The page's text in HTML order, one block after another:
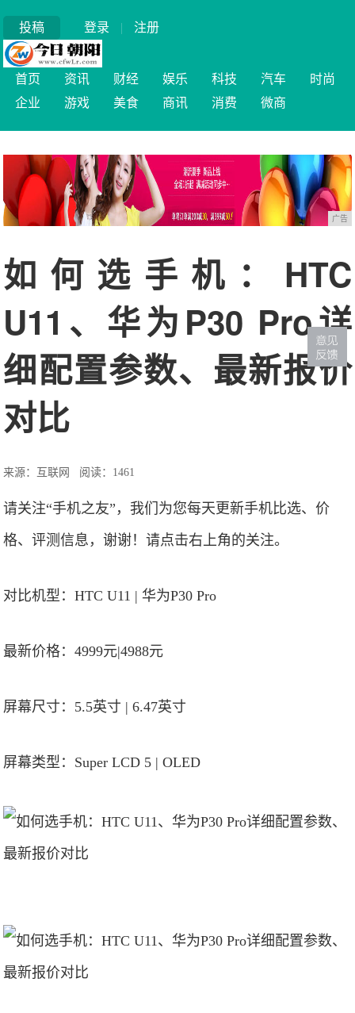
投稿 登录 | 注册
首页 资讯 财经 娱乐 科技 汽车
时尚
企业
游戏 美食 商讯 消费 微商
广告
如何选手机：HTC
U11、华为P30 Pro详
细配置参数、最新报价
对比
来源：互联网 阅读：1461
请关注“手机之友”，我们为您每天更新手机比选、价
格、评测信息，谢谢！请点击右上角的关注。
对比机型：HTC U11 | 华为P30 Pro
最新价格：4999元|4988元
屏幕尺寸：5.5英寸 | 6.47英寸
屏幕类型：Super LCD 5 | OLED